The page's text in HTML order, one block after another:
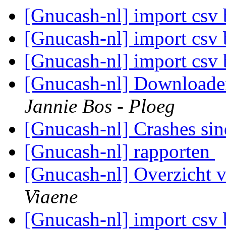
[Gnucash-nl] import csv
[Gnucash-nl] import csv
[Gnucash-nl] import csv
[Gnucash-nl]
Jannie Bos - Ploeg
[Gnucash-nl] Crashes
[Gnucash-nl] rapporten
[Gnucash-nl] Overzicht
Viaene
[Gnucash-nl] import csv